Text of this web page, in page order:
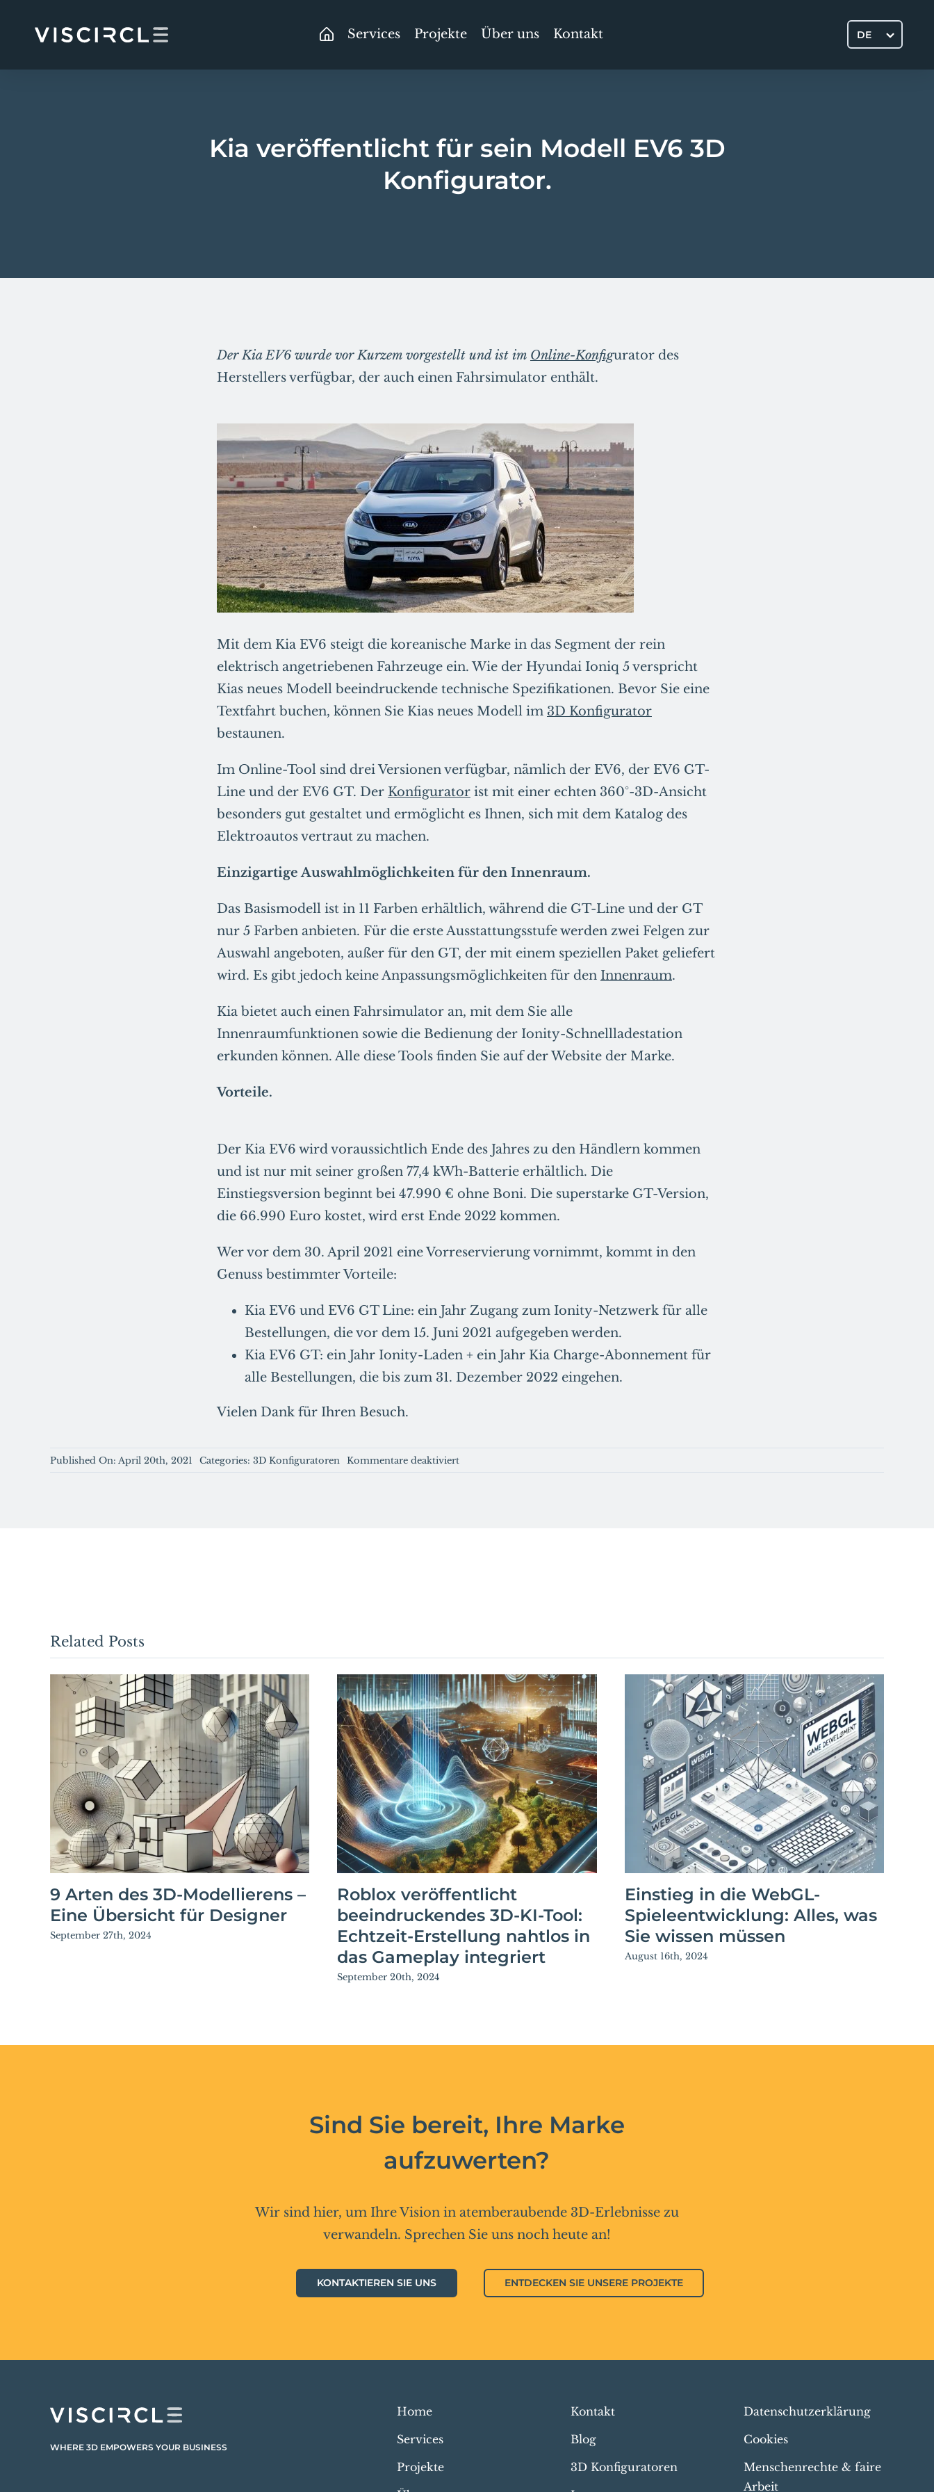
Services Projekte Über uns Kontakt DE
Kia veröffentlicht für sein Modell EV6 3D
Konfigurator.
Der Kia EV6 wurde vor Kurzem vorgestellt und ist im Online-Konfigurator des
Herstellers verfügbar, der auch einen Fahrsimulator enthält.
Mit dem Kia EV6 steigt die koreanische Marke in das Segment der rein
elektrisch angetriebenen Fahrzeuge ein. Wie der Hyundai Ioniq 5 verspricht
Kias neues Modell beeindruckende technische Spezifikationen. Bevor Sie eine
Textfahrt buchen, können Sie Kias neues Modell im 3D Konfigurator
bestaunen.
Im Online-Tool sind drei Versionen verfügbar, nämlich der EV6, der EV6 GT-
Line und der EV6 GT. Der Konfiguratorist mit einer echten 360°-3D-Ansicht
besonders gut gestaltet und ermöglicht es Ihnen, sich mit dem Katalog des
Elektroautos vertraut zu machen.
Einzigartige Auswahlmöglichkeiten für den Innenraum.
Das Basismodell ist in 11 Farben erhältlich, während die GT-Line und der GT
nur 5 Farben anbieten. Für die erste Ausstattungsstufe werden zwei Felgen zur
Auswahl angeboten, außer für den GT, der mit einem speziellen Paket geliefert
wird. Es gibt jedoch keine Anpassungsmöglichkeiten für den Innenraum.
Kia bietet auch einen Fahrsimulator an, mit dem Sie alle
Innenraumfunktionen sowie die Bedienung der Ionity-Schnellladestation
erkunden können. Alle diese Tools finden Sie auf der Website der Marke.
Vorteile.
Der Kia EV6 wird voraussichtlich Ende des Jahres zu den Händlern kommen
und ist nur mit seiner großen 77,4 kWh-Batterie erhältlich. Die
Einstiegsversion beginnt bei 47.990 € ohne Boni. Die superstarke GT-Version,
die 66.990 Euro kostet, wird erst Ende 2022 kommen.
Wer vor dem 30. April 2021 eine Vorreservierung vornimmt, kommt in den
Genuss bestimmter Vorteile:
Kia EV6 und EV6 GT Line: ein Jahr Zugang zum Ionity-Netzwerk für alle
Bestellungen, die vor dem 15. Juni 2021 aufgegeben werden.
Kia EV6 GT: ein Jahr Ionity-Laden + ein Jahr Kia Charge-Abonnement für
alle Bestellungen, die bis zum 31. Dezember 2022 eingehen.
Vielen Dank für Ihren Besuch.
Published On: April 20th, 2021 Categories: 3D Konfiguratoren Kommentare deaktiviertfür
Related Posts
9 Arten des 3D-Modellierens –
Eine Übersicht für Designer
September 27th, 2024
Roblox veröffentlicht
beeindruckendes 3D-KI-Tool:
Echtzeit-Erstellung nahtlos in
das Gameplay integriert
September 20th, 2024
Einstieg in die WebGL-
Spieleentwicklung: Alles, was
Sie wissen müssen
August 16th, 2024
Sind Sie bereit, Ihre Marke
aufzuwerten?
Wir sind hier, um Ihre Vision in atemberaubende 3D-Erlebnisse zu
verwandeln. Sprechen Sie uns noch heute an!
KONTAKTIEREN SIE UNS ENTDECKEN SIE UNSERE PROJEKTE
WHERE 3D EMPOWERS YOUR BUSINESS
Home
Services
Projekte
Kontakt
Blog
3D Konfiguratoren
Datenschutzerklärung
Cookies
Menschenrechte & faire
Arbeit